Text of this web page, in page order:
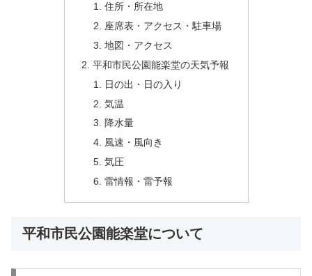
住所・所在地
座席表・アクセス・駐車場
地図・アクセス
平和市民公園能楽堂の天気予報
日の出・日の入り
気温
降水量
風速・風向き
気圧
雷情報・雷予報
平和市民公園能楽堂について